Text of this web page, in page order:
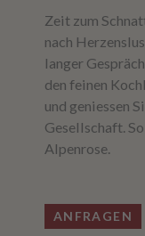
Zeit zum
nach
langer
den feinen
und geniessen
Gesellschaft.
Alpenrose.
ANFRAGEN